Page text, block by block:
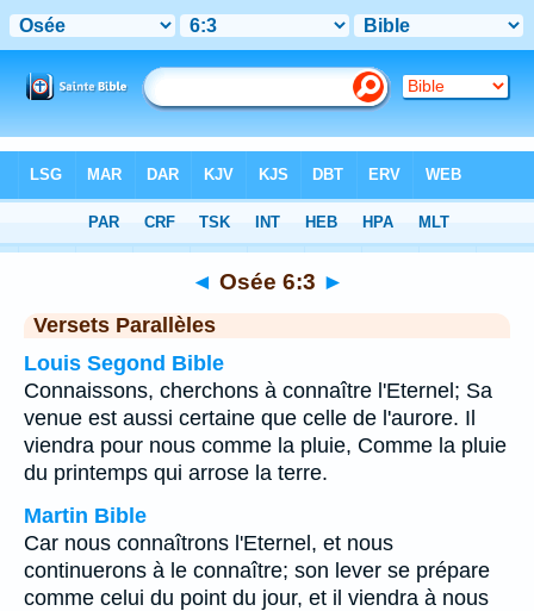
Chapitre 6> Verset 3
◄ Osée 6:3 ►
Versets Parallèles
Louis Segond Bible
Connaissons, cherchons à connaître l'Eternel; Sa
venue est aussi certaine que celle de l'aurore. Il
viendra pour nous comme la pluie, Comme la pluie
du printemps qui arrose la terre.
Martin Bible
Car nous connaîtrons l'Eternel, et nous
continuerons à le connaître; son lever se prépare
comme celui du point du jour, et il viendra à nous